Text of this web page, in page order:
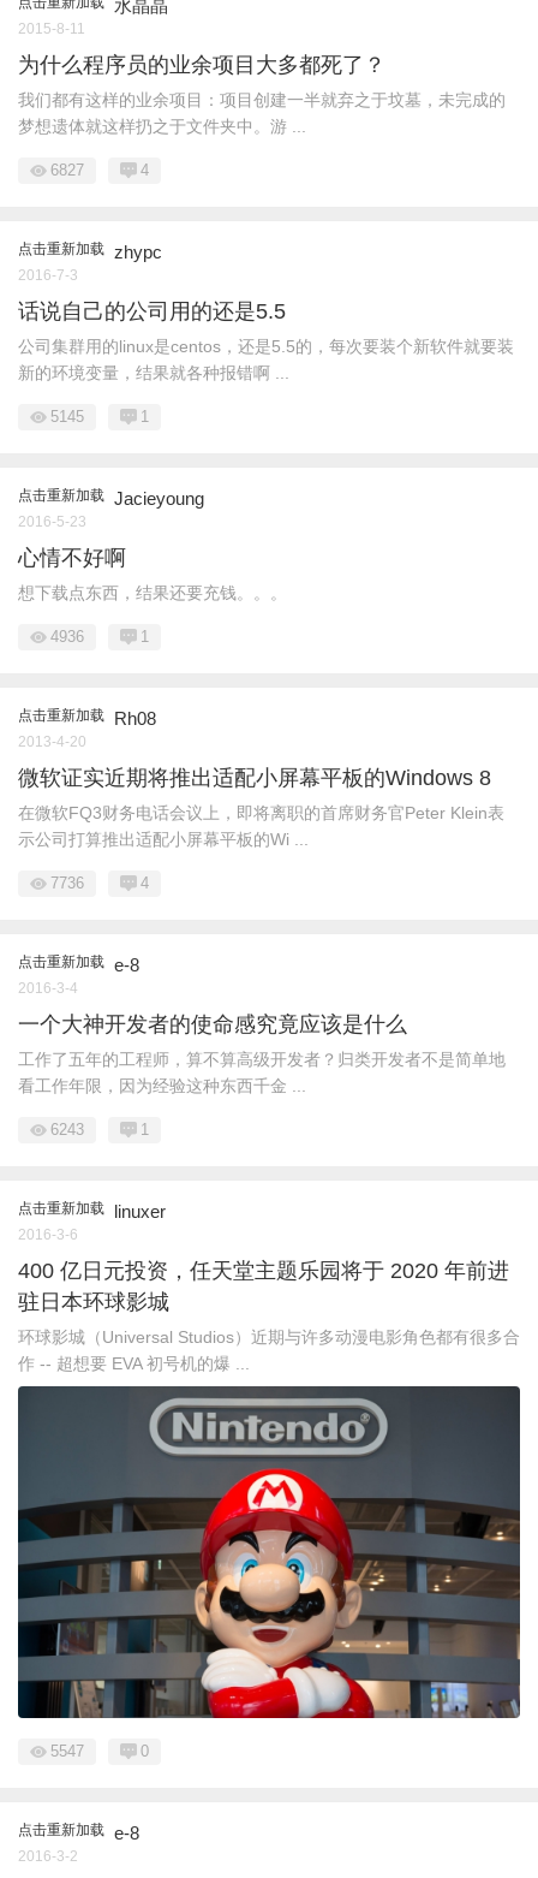
水晶晶
2015-8-11
为什么程序员的业余项目大多都死了？
我们都有这样的业余项目：项目创建一半就弃之于坟墓，未完成的
梦想遗体就这样扔之于文件夹中。游 ...
6827 4
点击重新加载 zhypc
2016-7-3
话说自己的公司用的还是5.5
公司集群用的linux是centos，还是5.5的，每次要装个新软件就要装
新的环境变量，结果就各种报错啊 ...
5145 1
点击重新加载 Jacieyoung
2016-5-23
心情不好啊
想下载点东西，结果还要充钱。。。
4936 1
点击重新加载 Rh08
2013-4-20
微软证实近期将推出适配小屏幕平板的Windows 8
在微软FQ3财务电话会议上，即将离职的首席财务官Peter Klein表
示公司打算推出适配小屏幕平板的Wi ...
7736 4
点击重新加载 e-8
2016-3-4
一个大神开发者的使命感究竟应该是什么
工作了五年的工程师，算不算高级开发者？归类开发者不是简单地
看工作年限，因为经验这种东西千金 ...
6243 1
点击重新加载 linuxer
2016-3-6
400 亿日元投资，任天堂主题乐园将于 2020 年前进
驻日本环球影城
环球影城（Universal Studios）近期与许多动漫电影角色都有很多合
作 -- 超想要 EVA 初号机的爆 ...
5547 0
点击重新加载 e-8
2016-3-2